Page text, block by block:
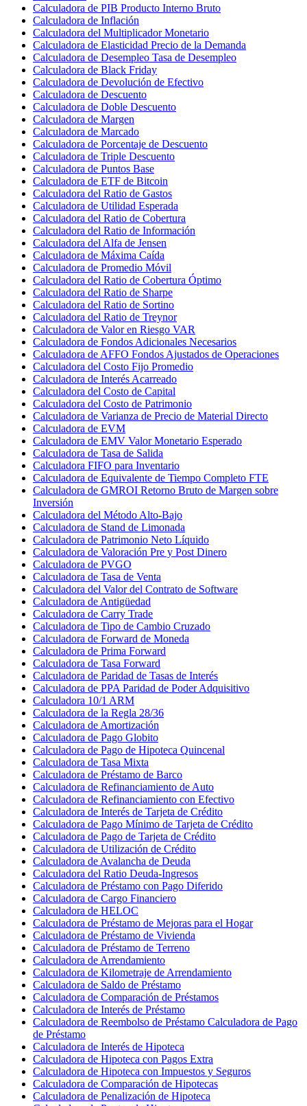
Calculadora de PIB Producto Interno Bruto
Calculadora de Inflación
Calculadora del Multiplicador Monetario
Calculadora de Elasticidad Precio de la Demanda
Calculadora de Desempleo Tasa de Desempleo
Calculadora de Black Friday
Calculadora de Devolución de Efectivo
Calculadora de Descuento
Calculadora de Doble Descuento
Calculadora de Margen
Calculadora de Marcado
Calculadora de Porcentaje de Descuento
Calculadora de Triple Descuento
Calculadora de Puntos Base
Calculadora de ETF de Bitcoin
Calculadora del Ratio de Gastos
Calculadora de Utilidad Esperada
Calculadora del Ratio de Cobertura
Calculadora del Ratio de Información
Calculadora del Alfa de Jensen
Calculadora de Máxima Caída
Calculadora de Promedio Móvil
Calculadora del Ratio de Cobertura Óptimo
Calculadora del Ratio de Sharpe
Calculadora del Ratio de Sortino
Calculadora del Ratio de Treynor
Calculadora de Valor en Riesgo VAR
Calculadora de Fondos Adicionales Necesarios
Calculadora de AFFO Fondos Ajustados de Operaciones
Calculadora del Costo Fijo Promedio
Calculadora de Interés Acarreado
Calculadora del Costo de Capital
Calculadora del Costo de Patrimonio
Calculadora de Varianza de Precio de Material Directo
Calculadora de EVM
Calculadora de EMV Valor Monetario Esperado
Calculadora de Tasa de Salida
Calculadora FIFO para Inventario
Calculadora de Equivalente de Tiempo Completo FTE
Calculadora de GMROI Retorno Bruto de Margen sobre
Inversión
Calculadora del Método Alto-Bajo
Calculadora de Stand de Limonada
Calculadora de Patrimonio Neto Líquido
Calculadora de Valoración Pre y Post Dinero
Calculadora de PVGO
Calculadora de Tasa de Venta
Calculadora del Valor del Contrato de Software
Calculadora de Antigüedad
Calculadora de Carry Trade
Calculadora de Tipo de Cambio Cruzado
Calculadora de Forward de Moneda
Calculadora de Prima Forward
Calculadora de Tasa Forward
Calculadora de Paridad de Tasas de Interés
Calculadora de PPA Paridad de Poder Adquisitivo
Calculadora 10/1 ARM
Calculadora de la Regla 28/36
Calculadora de Amortización
Calculadora de Pago Globito
Calculadora de Pago de Hipoteca Quincenal
Calculadora de Tasa Mixta
Calculadora de Préstamo de Barco
Calculadora de Refinanciamiento de Auto
Calculadora de Refinanciamiento con Efectivo
Calculadora de Interés de Tarjeta de Crédito
Calculadora de Pago Mínimo de Tarjeta de Crédito
Calculadora de Pago de Tarjeta de Crédito
Calculadora de Utilización de Crédito
Calculadora de Avalancha de Deuda
Calculadora del Ratio Deuda-Ingresos
Calculadora de Préstamo con Pago Diferido
Calculadora de Cargo Financiero
Calculadora de HELOC
Calculadora de Préstamo de Mejoras para el Hogar
Calculadora de Préstamo de Vivienda
Calculadora de Préstamo de Terreno
Calculadora de Arrendamiento
Calculadora de Kilometraje de Arrendamiento
Calculadora de Saldo de Préstamo
Calculadora de Comparación de Préstamos
Calculadora de Interés de Préstamo
Calculadora de Reembolso de Préstamo Calculadora de Pago
de Préstamo
Calculadora de Interés de Hipoteca
Calculadora de Hipoteca con Pagos Extra
Calculadora de Hipoteca con Impuestos y Seguros
Calculadora de Comparación de Hipotecas
Calculadora de Penalización de Hipoteca